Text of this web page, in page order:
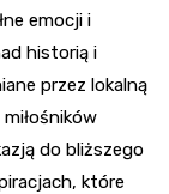
emocji i
historią i
przez lokalną
do bliższego
które